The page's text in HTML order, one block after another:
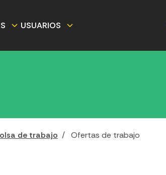
USUARIOS
de trabajo Ofertas de trabajo